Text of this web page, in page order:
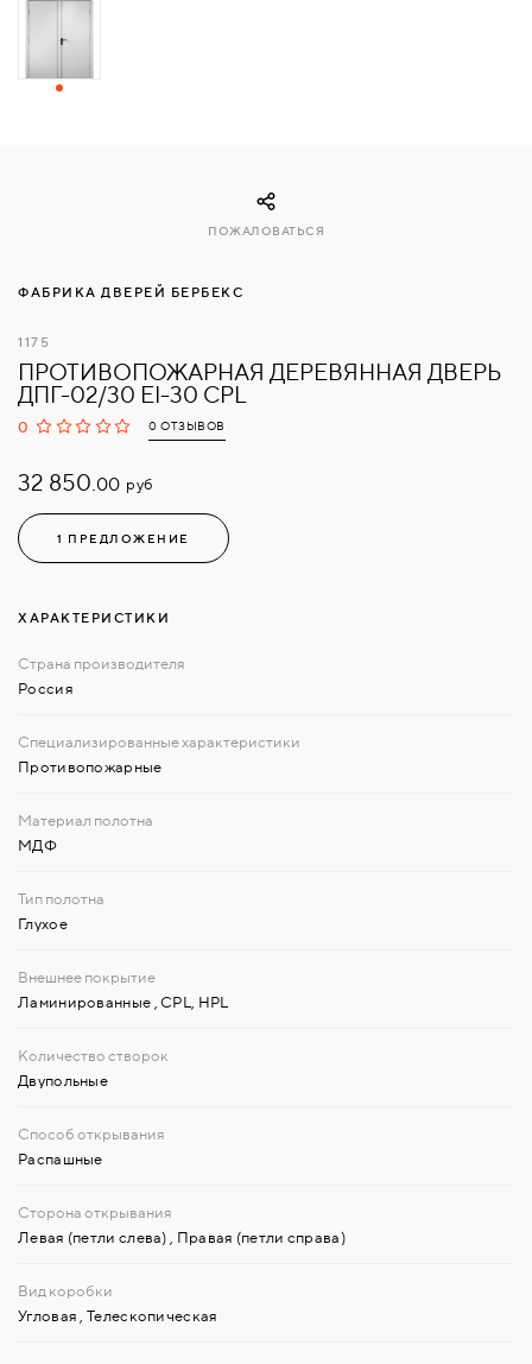
СВЯЗАТЬСЯ
ФАБРИКА ДВЕРЕЙ БЕРБЕКС
1175
ПРОТИВОПОЖАРНАЯ ДЕРЕВЯННАЯ ДВЕРЬ
ДПГ-02/30 EI-30 CPL
0 0 ОТЗЫВОВ
32 850.00 руб
1 ПРЕДЛОЖЕНИЕ
ПОЖАЛОВАТЬСЯ
ХАРАКТЕРИСТИКИ
Россия
Противопожарные
МДФ
Глухое
Ламинированные CPL, HPL
Двупольные
Распашные
Левая (петли слева) Правая (петли справа)
Угловая Телескопическая